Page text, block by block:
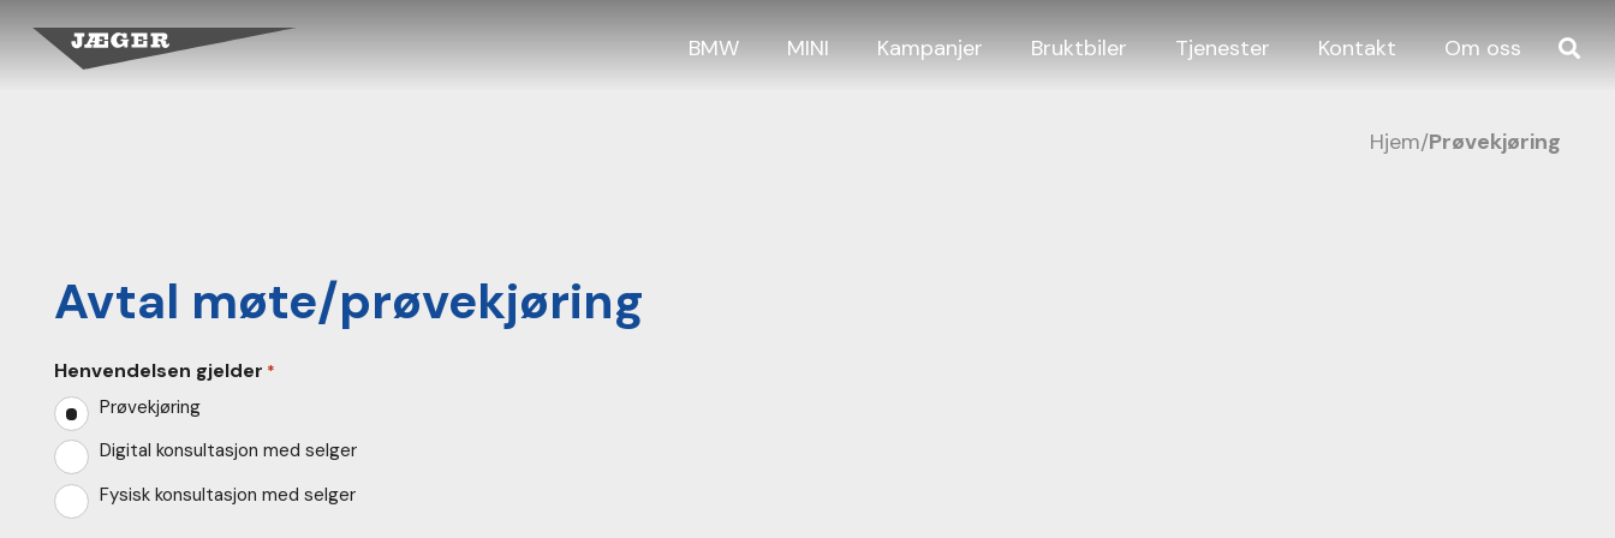
BMW MINI Kampanjer Bruktbiler Tjenester Kontakt Om oss
Hjem/Prøvekjøring
Avtal møte/prøvekjøring
Henvendelsen gjelder *
Prøvekjøring
Digital konsultasjon med selger
Fysisk konsultasjon med selger